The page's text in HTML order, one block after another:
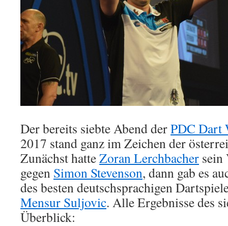
Der bereits siebte Abend derPDC Dart
2017 stand ganz im Zeichen der
Zunächst hatteZoran Lerchbacher sein
gegen Simon Stevenson, dann gab es
des besten deutschsprachigen
Mensur Suljovic. Alle Ergebnisse des
Überblick: